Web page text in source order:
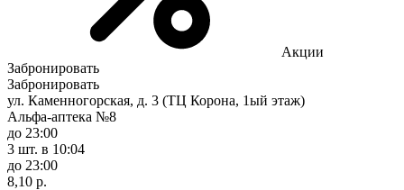
Акции
Забронировать
Забронировать
ул. Каменногорская, д. 3 (ТЦ Корона, 1ый этаж)
Альфа-аптека №8
до 23:00
3 шт. в 10:04
до 23:00
8,10 р.